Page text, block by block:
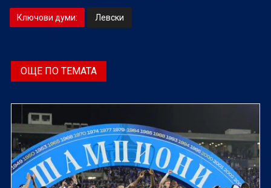
Ключови думи: Левски
ОЩЕ ПО ТЕМАТА